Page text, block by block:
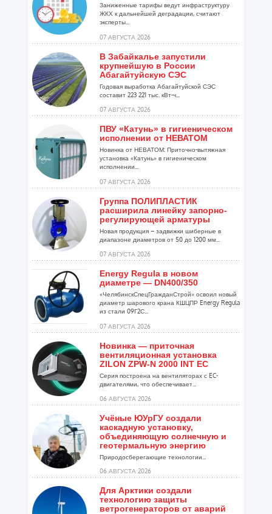
Заниженные тарифы ведут инфраструктуру
ЖКХ к дальнейшей деградации, считают
эксперты...
07 АВГУСТА 2026
В Забайкалье запустили
крупнейшую в России
Абагайтуйскую СЭС
Годовая выработка Абагайтуйской СЭС
составит 223 221 тыс. кВт-ч...
07 АВГУСТА 2026
ПВУ «Катунь» в гигиеническом
исполнении от НЕВАТОМ
Новинка от НЕВАТОМ: Приточно-вытяжная
установка «Катунь» в гигиеническом
исполнении...
07 АВГУСТА 2026
Группа ПОЛИПЛАСТИК
расширила линейку запорно-
регулирующей арматуры
Новая продукция – задвижки шиберные в
диапазоне диаметров от 50 до 1200 мм...
07 АВГУСТА 2026
Energy Regula в новом
диаметре — DN400/350
«ЧелябинскСпецГражданСтрой» освоил новый
диаметр шарового крана КШЦПР Energy Regula
из стали 09Г2С...
07 АВГУСТА 2026
Новинка — приточная
вентиляционная установка
ZILON ZPW-N 2000 INT EC
Серия построена на вентиляторах с EC-
двигателями, что обеспечивает...
06 АВГУСТА 2026
Учёные ЮУрГУ создали
каскадную установку,
объединяющую солнечную и
геотермальную энергию
Природосберегающие технологии...
06 АВГУСТА 2026
Для Арктики создали
технологию защиты
ветрогенераторов от аварий